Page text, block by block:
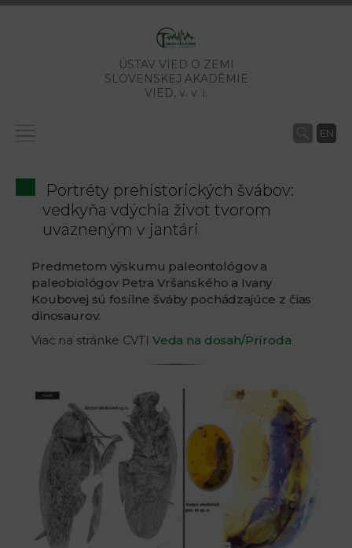
ÚSTAV VIED O ZEMI
SLOVENSKEJ AKADÉMIE
VIED, v. v. i.
EN
Portréty prehistorických švábov:
vedkyňa vdýchla život tvorom
uväzneným v jantári
Predmetom výskumu paleontológov a
paleobiológov Petra Vršanského a Ivany
Koubovej sú fosílne šváby pochádzajúce z čias
dinosaurov.
Viac na stránke CVTI Veda na dosah/Príroda